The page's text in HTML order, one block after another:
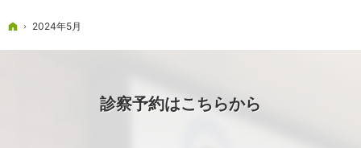
ホーム
2024年5月
診察予約はこちらから